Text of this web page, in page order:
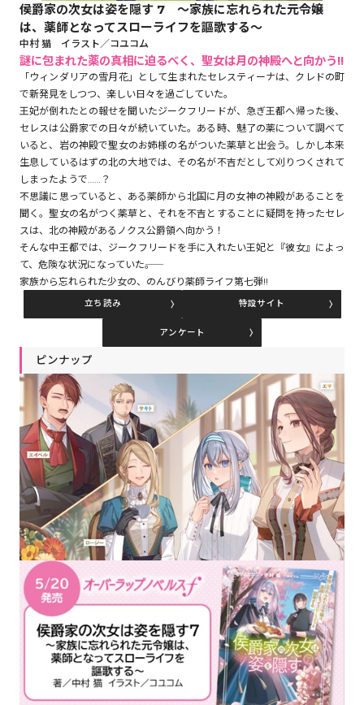
コミッククリエ
リキューレ
コミックエッセイ
閉じる
侯爵家の次女は姿を隠す 7 ～家族に忘れられた元令嬢
は、薬師となってスローライフを謳歌する～
中村 猫 イラスト／コユコム
謎に包まれた薬の真相に迫るべく、聖女は月の神殿へと向かう!!
「ウィンダリアの雪月花」として生まれたセレスティーナは、クレドの町
で新発見をしつつ、楽しい日々を過ごしていた。
王妃が倒れたとの報せを聞いたジークフリードが、急ぎ王都へ帰った後、
セレスは公爵家での日々が続いていた。ある時、魅了の薬について調べて
いると、岩の神殿で聖女のお姉様の名がついた薬草と出会う。しかし本来
生息しているはずの北の大地では、その名が不吉だとして刈りつくされて
しまったようで……？
不思議に思っていると、ある薬師から北国に月の女神の神殿があることを
聞く。聖女の名がつく薬草と、それを不吉とすることに疑問を持ったセレ
スは、北の神殿があるノクス公爵領へ向かう！
そんな中王都では、ジークフリードを手に入れたい王妃と『彼女』によっ
て、危険な状況になっていた――。
家族から忘れられた少女の、のんびり薬師ライフ第七弾!!
立ち読み 特設サイト
アンケート
ピンナップ